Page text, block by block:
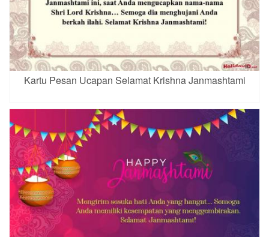
Kartu Pesan Ucapan Selamat Krishna Janmashtami